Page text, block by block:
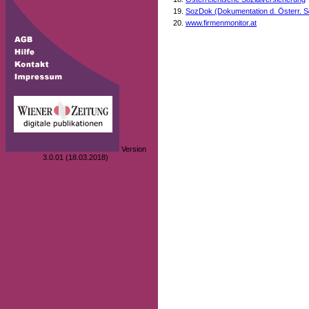
Version
3.0.01 (18.03.2018)
SozDok (Dokumentation d. Österr.
www.firmenmonitor.at